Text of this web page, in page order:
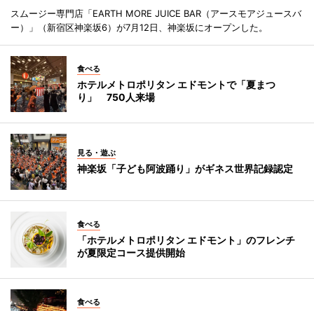
スムージー専門店「EARTH MORE JUICE BAR（アースモアジュースバ
ー）」（新宿区神楽坂6）が7月12日、神楽坂にオープンした。
食べる
ホテルメトロポリタン エドモントで「夏まつ
り」 750人来場
見る・遊ぶ
神楽坂「子ども阿波踊り」がギネス世界記録認定
食べる
「ホテルメトロポリタン エドモント」のフレンチ
が夏限定コース提供開始
食べる